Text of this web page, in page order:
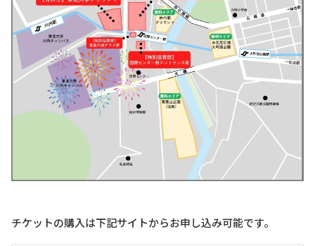
チケットの購入は下記サイトからお申し込み可能です。